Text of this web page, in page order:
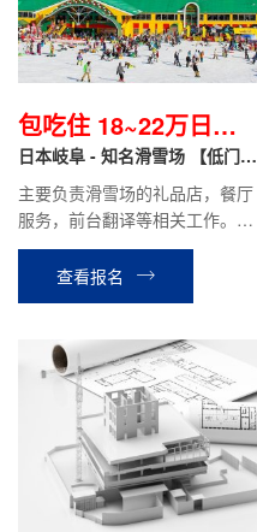
包吃住 18~22万日元/
月
日本岐阜 - 知名滑雪场 【低门槛
主要负责滑雪场的礼品店，餐厅
服务，前台翻译等相关工作。滑
雪场工作结束后可直接安排立山
温泉酒店或其他酒店工作。
查看报名